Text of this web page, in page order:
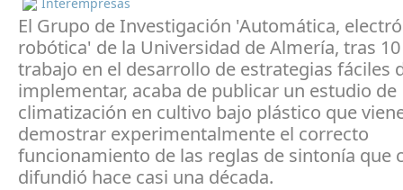
El Grupo de Investigación 'Automática,
robótica' de la Universidad de Almería, tras
trabajo en el desarrollo de estrategias fáciles
implementar, acaba de publicar un estudio de
climatización en cultivo bajo plástico que
demostrar experimentalmente el correcto
funcionamiento de las reglas de sintonía que
difundió hace casi una década.